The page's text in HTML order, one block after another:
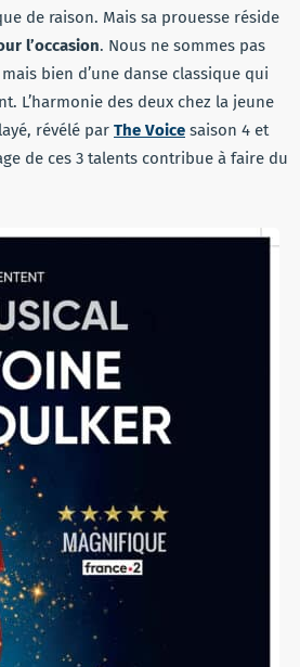
de raison. Mais sa prouesse réside
l’occasion. Nous ne sommes pas
mais bien d’une danse classique qui
L’harmonie des deux chez la jeune
révélé par The Voice saison 4 et
de ces 3 talents contribue à faire du